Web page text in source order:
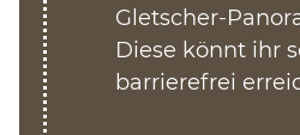
Gletscher-
Diese könnt ihr
barrierefrei